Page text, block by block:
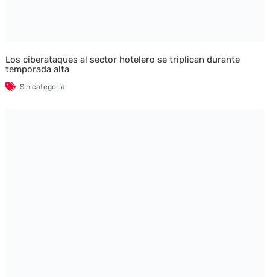
Los ciberataques al sector hotelero se triplican durante
temporada alta
Sin categoría